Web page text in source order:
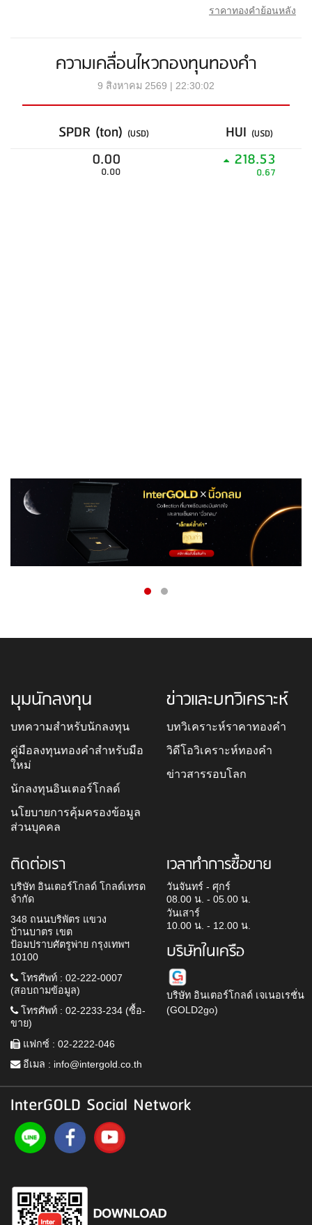
ราคาทองคำย้อนหลัง
ความเคลื่อนไหวกองทุนทองคำ
9 สิงหาคม 2569 | 22:30:02
SPDR (ton) (USD) HUI (USD)
0.00
0.00
218.53
0.67
มุมนักลงทุน
บทความสำหรับนักลงทุน
คู่มือลงทุนทองคำสำหรับมือ
ใหม่
นักลงทุนอินเตอร์โกลด์
นโยบายการคุ้มครองข้อมูล
ส่วนบุคคล
ข่าวและบทวิเคราะห์
บทวิเคราะห์ราคาทองคำ
วิดีโอวิเคราะห์ทองคำ
ข่าวสารรอบโลก
ติดต่อเรา
บริษัท อินเตอร์โกลด์ โกลด์เทรด
จำกัด
348 ถนนบริพัตร แขวง
บ้านบาตร เขต
ป้อมปราบศัตรูพ่าย กรุงเทพฯ
10100
โทรศัพท์ : 02-222-0007
(สอบถามข้อมูล)
โทรศัพท์ : 02-2233-234 (ซื้อ-
ขาย)
แฟกซ์ : 02-2222-046
อีเมล : info@intergold.co.th
เวลาทำการซื้อขาย
วันจันทร์ - ศุกร์
08.00 น. - 05.00 น.
วันเสาร์
10.00 น. - 12.00 น.
บริษัทในเครือ
บริษัท อินเตอร์โกลด์ เจเนอเรชั่น
(GOLD2go)
InterGOLD Social Network